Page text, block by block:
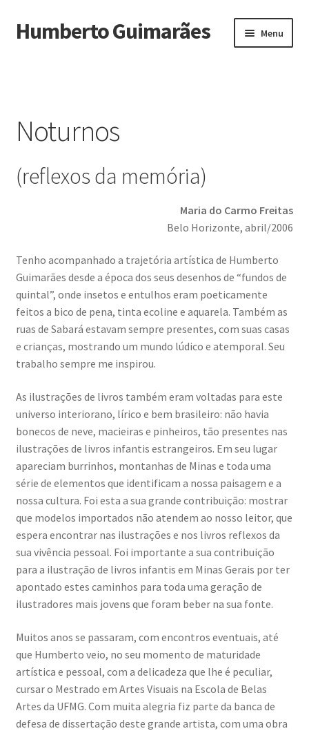
Ir
para
Saltar
para
Humberto Guimarães Menu
Obras
Exposições
Noturnos
(reflexos da memória)
Maria do Carmo Freitas
Belo Horizonte, abril/2006
Tenho acompanhado a trajetória artística de Humberto
Guimarães desde a época dos seus desenhos de “fundos de
quintal”, onde insetos e entulhos eram poeticamente
feitos a bico de pena, tinta ecoline e aquarela. Também as
ruas de Sabará estavam sempre presentes, com suas casas
e crianças, mostrando um mundo lúdico e atemporal. Seu
trabalho sempre me inspirou.
As ilustrações de livros também eram voltadas para este
universo interiorano, lírico e bem brasileiro: não havia
bonecos de neve, macieiras e pinheiros, tão presentes nas
ilustrações de livros infantis estrangeiros. Em seu lugar
apareciam burrinhos, montanhas de Minas e toda uma
série de elementos que identificam a nossa paisagem e a
nossa cultura. Foi esta a sua grande contribuição: mostrar
que modelos importados não atendem ao nosso leitor, que
espera encontrar nas ilustrações e nos livros reflexos da
sua vivência pessoal. Foi importante a sua contribuição
para a ilustração de livros infantis em Minas Gerais por ter
apontado estes caminhos para toda uma geração de
ilustradores mais jovens que foram beber na sua fonte.
Muitos anos se passaram, com encontros eventuais, até
que Humberto veio, no seu momento de maturidade
artística e pessoal, com a delicadeza que lhe é peculiar,
cursar o Mestrado em Artes Visuais na Escola de Belas
Artes da UFMG. Com muita alegria fiz parte da banca de
defesa de dissertação deste grande artista, com uma obra